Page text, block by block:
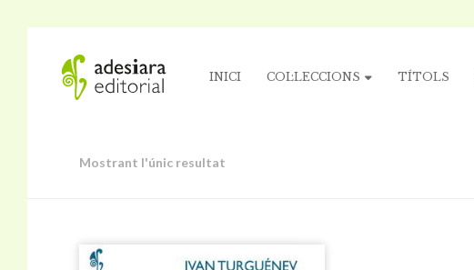
INICI COL·LECCIONS TÍTOLS
Mostrant l'únic resultat